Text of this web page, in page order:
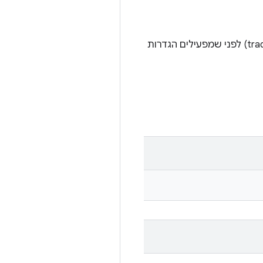
מומלץ מאוד להכין קובץ snapshot של אמולטור (למשל tradefed run emulator/generate-snapshot) לפני שמפעילים הגדרות